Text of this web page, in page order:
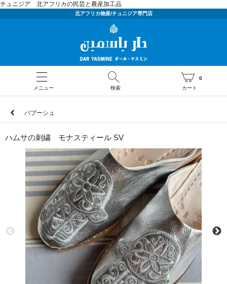
チュニジア 北アフリカの民芸と農産加工品
北アフリカ物産/チュニジア専門店
メニュー 検索 カート
0
バブーシュ
ハムサの刺繍 モナスティール SV